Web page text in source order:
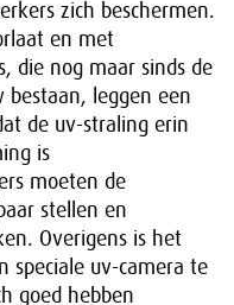
zich beschermen.
en met
die nog maar sinds de
leggen een
de uv-straling erin
is
moeten de
stellen en
Overigens is het
speciale uv-camera te
goed hebben